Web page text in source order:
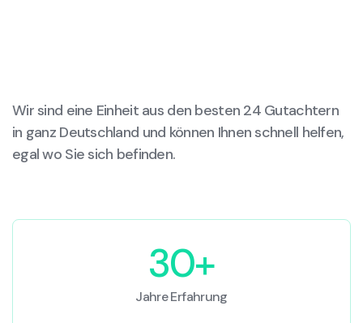
Wir sind eine Einheit aus den besten 24 Gutachtern
in ganz Deutschland und können Ihnen schnell helfen,
egal wo Sie sich befinden.
30+
Jahre Erfahrung